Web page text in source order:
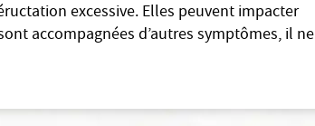
excessive. Elles peuvent impacter
accompagnées d’autres symptômes, il ne